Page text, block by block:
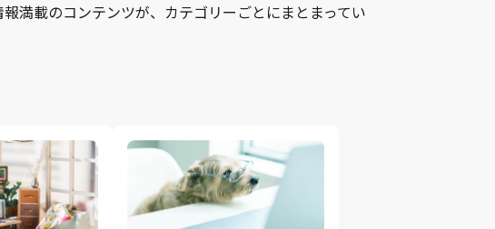
満載のコンテンツが、カテゴリーごとにまとまってい